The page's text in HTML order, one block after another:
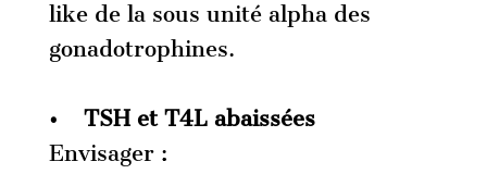
like de la sous unité alpha des
gonadotrophines.
• TSH et T4L abaissées
Envisager :